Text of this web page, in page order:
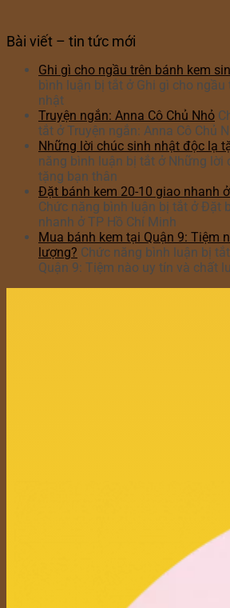
Bài viết – tin tức mới
Ghi gì cho ngầu trên bánh kem
bình luận bị tắt ở Ghi gì cho ngầu
nhật
Truyện ngắn: Anna Cô Chủ Nhỏ
tắt ở Truyện ngắn: Anna Cô Chủ
Những lời chúc sinh nhật độc lạ
năng bình luận bị tắt ở Những lời
tặng bạn thân
Đặt bánh kem 20-10 giao nhanh
Chức năng bình luận bị tắt ở Đặt
nhanh ở TP Hồ Chí Minh
Mua bánh kem tại Quận 9: Tiệm
lượng? Chức năng bình luận bị tắt
Quận 9: Tiệm nào uy tín và chất